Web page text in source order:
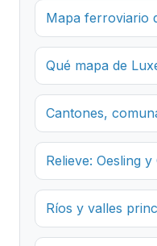
Mapa ferroviario
Qué mapa de
Cantones,
Relieve: Oesling
Ríos y valles